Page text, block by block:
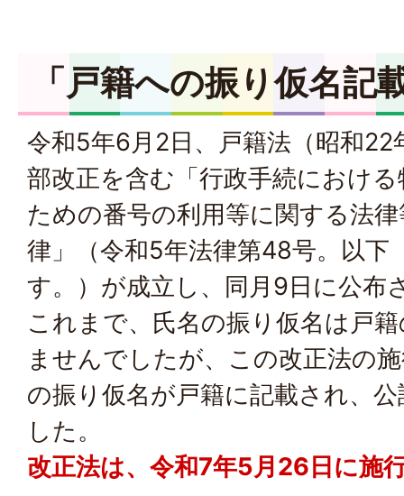
「戸籍への振り仮名記
令和5年6月2日、戸籍法（昭和
部改正を含む「行政手続におけ
ための番号の利用等に関する法
律」（令和5年法律第48号。以下
す。）が成立し、同月9日に公布
これまで、氏名の振り仮名は戸
ませんでしたが、この改正法の
の振り仮名が戸籍に記載され、
した。
改正法は、令和7年5月26日に施